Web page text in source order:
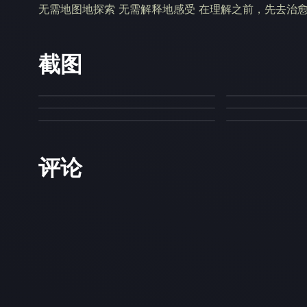
无需地图地探索 无需解释地感受 在理解之前，先去治
截图
评论